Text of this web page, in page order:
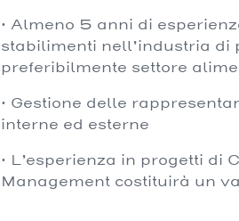
· Almeno 5 anni di
stabilimenti nell’industria di
preferibilmente settore
· Gestione delle
interne ed esterne
· L’esperienza in progetti di
Management costituirà un